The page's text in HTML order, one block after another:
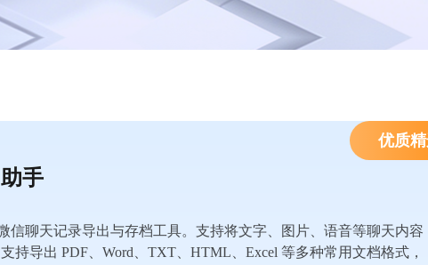
优质
手
信聊天记录导出与存档工具。支持将文字、图片、语音等聊天内容
持导出 PDF、Word、TXT、HTML、Excel 等多种常用文档格式，